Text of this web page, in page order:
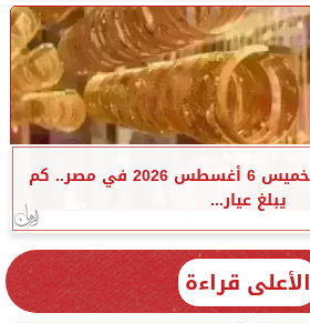
أسعار الذهب اليوم الخميس 6 أغسطس 2026 في مصر.. كم
يبلغ عيار...
الأعلى قراءة